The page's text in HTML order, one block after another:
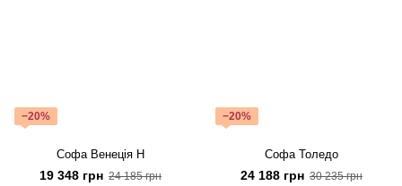
−20%
Софа Венеція Н
19 348 грн 24 185 грн
−20%
Софа Толедо
24 188 грн 30 235 грн